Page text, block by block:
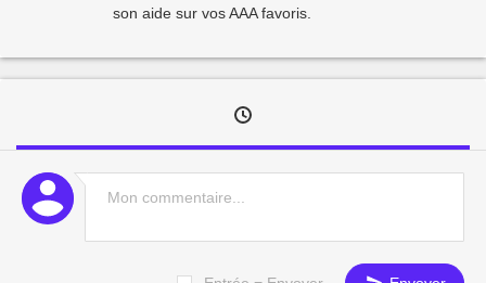
son aide sur vos AAA favoris.